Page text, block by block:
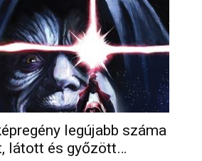
legújabb száma
látott és győzött…